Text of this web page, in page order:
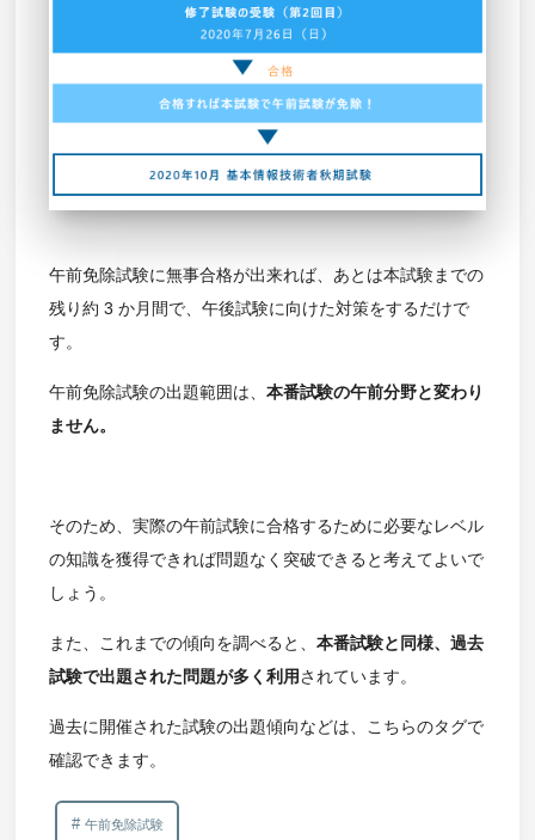
午前免除試験に無事合格が出来れば、あとは本試験までの
残り約 3 か月間で、午後試験に向けた対策をするだけで
す。
午前免除試験の出題範囲は、 本番試験の午前分野と変わり
ません。
そのため、実際の午前試験に合格するために必要なレベル
の知識を獲得できれば問題なく突破できると考えてよいで
しょう。
また、これまでの傾向を調べると、 本番試験と同様、過去
試験で出題された問題が多く利用されています。
過去に開催された試験の出題傾向などは、こちらのタグで
確認できます。
午前免除試験